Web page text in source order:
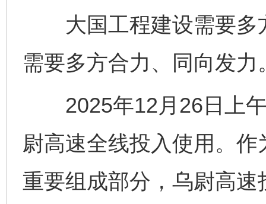
大国工程建设需要多
需要多方合力、同向发力
2025年12月26日上午
尉高速全线投入使用。作
重要组成部分，乌尉高